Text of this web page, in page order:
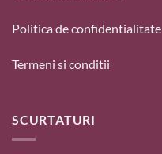
Politica de confidentialitate
Termeni si conditii
SCURTATURI